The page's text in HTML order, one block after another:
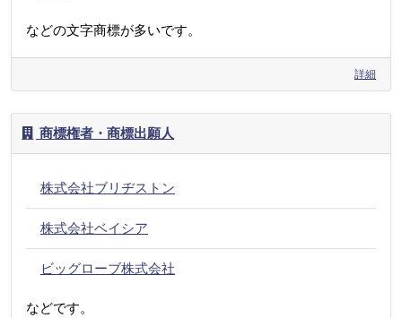
などの文字商標が多いです。
詳細
商標権者・商標出願人
株式会社ブリヂストン
株式会社ベイシア
ビッグローブ株式会社
などです。